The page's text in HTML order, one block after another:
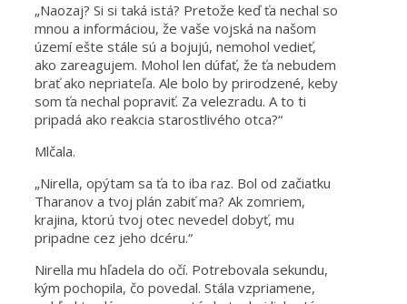
„Naozaj? Si si taká istá? Pretože keď ťa nechal so
mnou a informáciou, že vaše vojská na našom
území ešte stále sú a bojujú, nemohol vedieť,
ako zareagujem. Mohol len dúfať, že ťa nebudem
brať ako nepriateľa. Ale bolo by prirodzené, keby
som ťa nechal popraviť. Za velezradu. A to ti
pripadá ako reakcia starostlivého otca?“
Mlčala.
„Nirella, opýtam sa ťa to iba raz. Bol od začiatku
Tharanov a tvoj plán zabiť ma? Ak zomriem,
krajina, ktorú tvoj otec nevedel dobyť, mu
pripadne cez jeho dcéru.“
Nirella mu hľadela do očí. Potrebovala sekundu,
kým pochopila, čo povedal. Stála vzpriamene,